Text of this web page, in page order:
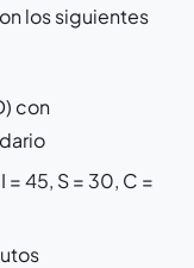
los siguientes
con
= 45, S = 30, C =